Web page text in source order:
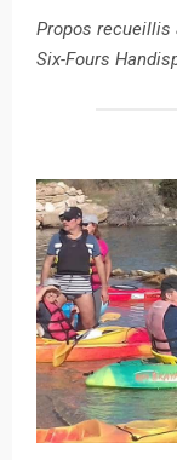
Propos recueillis
Six-Fours